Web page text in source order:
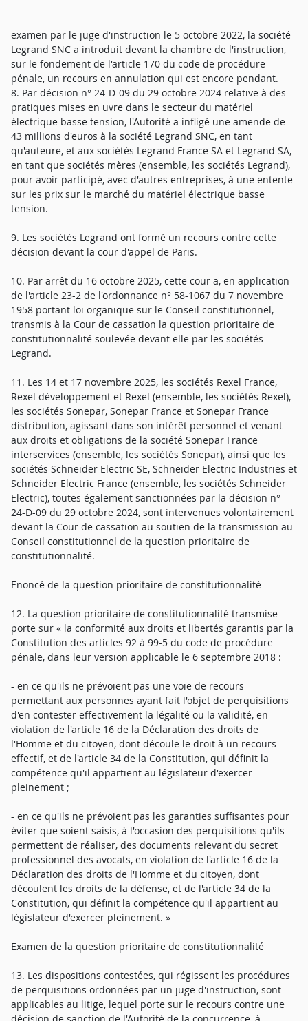
examen par le juge d'instruction le 5 octobre 2022, la société
Legrand SNC a introduit devant la chambre de l'instruction,
sur le fondement de l'article 170 du code de procédure
pénale, un recours en annulation qui est encore pendant.
8. Par décision n° 24-D-09 du 29 octobre 2024 relative à des
pratiques mises en uvre dans le secteur du matériel
électrique basse tension, l'Autorité a infligé une amende de
43 millions d'euros à la société Legrand SNC, en tant
qu'auteure, et aux sociétés Legrand France SA et Legrand SA,
en tant que sociétés mères (ensemble, les sociétés Legrand),
pour avoir participé, avec d'autres entreprises, à une entente
sur les prix sur le marché du matériel électrique basse
tension.
9. Les sociétés Legrand ont formé un recours contre cette
décision devant la cour d'appel de Paris.
10. Par arrêt du 16 octobre 2025, cette cour a, en application
de l'article 23-2 de l'ordonnance n° 58-1067 du 7 novembre
1958 portant loi organique sur le Conseil constitutionnel,
transmis à la Cour de cassation la question prioritaire de
constitutionnalité soulevée devant elle par les sociétés
Legrand.
11. Les 14 et 17 novembre 2025, les sociétés Rexel France,
Rexel développement et Rexel (ensemble, les sociétés Rexel),
les sociétés Sonepar, Sonepar France et Sonepar France
distribution, agissant dans son intérêt personnel et venant
aux droits et obligations de la société Sonepar France
interservices (ensemble, les sociétés Sonepar), ainsi que les
sociétés Schneider Electric SE, Schneider Electric Industries et
Schneider Electric France (ensemble, les sociétés Schneider
Electric), toutes également sanctionnées par la décision n°
24-D-09 du 29 octobre 2024, sont intervenues volontairement
devant la Cour de cassation au soutien de la transmission au
Conseil constitutionnel de la question prioritaire de
constitutionnalité.
Enoncé de la question prioritaire de constitutionnalité
12. La question prioritaire de constitutionnalité transmise
porte sur « la conformité aux droits et libertés garantis par la
Constitution des articles 92 à 99-5 du code de procédure
pénale, dans leur version applicable le 6 septembre 2018 :
- en ce qu'ils ne prévoient pas une voie de recours
permettant aux personnes ayant fait l'objet de perquisitions
d'en contester effectivement la légalité ou la validité, en
violation de l'article 16 de la Déclaration des droits de
l'Homme et du citoyen, dont découle le droit à un recours
effectif, et de l'article 34 de la Constitution, qui définit la
compétence qu'il appartient au législateur d'exercer
pleinement ;
- en ce qu'ils ne prévoient pas les garanties suffisantes pour
éviter que soient saisis, à l'occasion des perquisitions qu'ils
permettent de réaliser, des documents relevant du secret
professionnel des avocats, en violation de l'article 16 de la
Déclaration des droits de l'Homme et du citoyen, dont
découlent les droits de la défense, et de l'article 34 de la
Constitution, qui définit la compétence qu'il appartient au
législateur d'exercer pleinement. »
Examen de la question prioritaire de constitutionnalité
13. Les dispositions contestées, qui régissent les procédures
de perquisitions ordonnées par un juge d'instruction, sont
applicables au litige, lequel porte sur le recours contre une